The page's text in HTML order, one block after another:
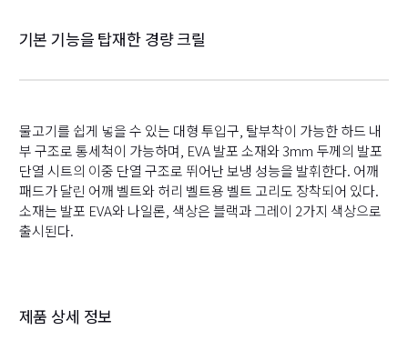
기본 기능을 탑재한 경량 크릴
물고기를 쉽게 넣을 수 있는 대형 투입구, 탈부착이 가능한 하드 내
부 구조로 통세척이 가능하며, EVA 발포 소재와 3mm 두께의 발포
단열 시트의 이중 단열 구조로 뛰어난 보냉 성능을 발휘한다. 어깨
패드가 달린 어깨 벨트와 허리 벨트용 벨트 고리도 장착되어 있다.
소재는 발포 EVA와 나일론, 색상은 블랙과 그레이 2가지 색상으로
출시된다.
제품 상세 정보